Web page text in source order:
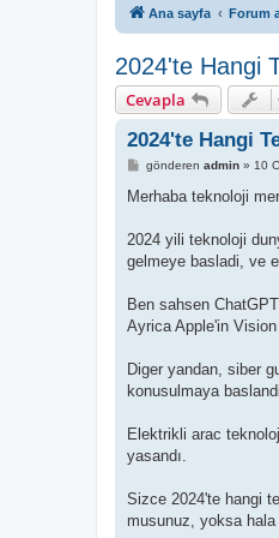
Ana sayfa Forum
2024'te Hangi
Cevapla
2024'te Hangi
M
s
gönderen admin» 10
Merhaba teknoloji
2024 yili teknoloji
gelmeye basladi, ve
Ben sahsen
Ayrica Apple'in
Diger yandan, siber
konusulmaya baslandi.
Elektrikli arac
yasandı.
Sizce 2024'te hangi
musunuz, yoksa